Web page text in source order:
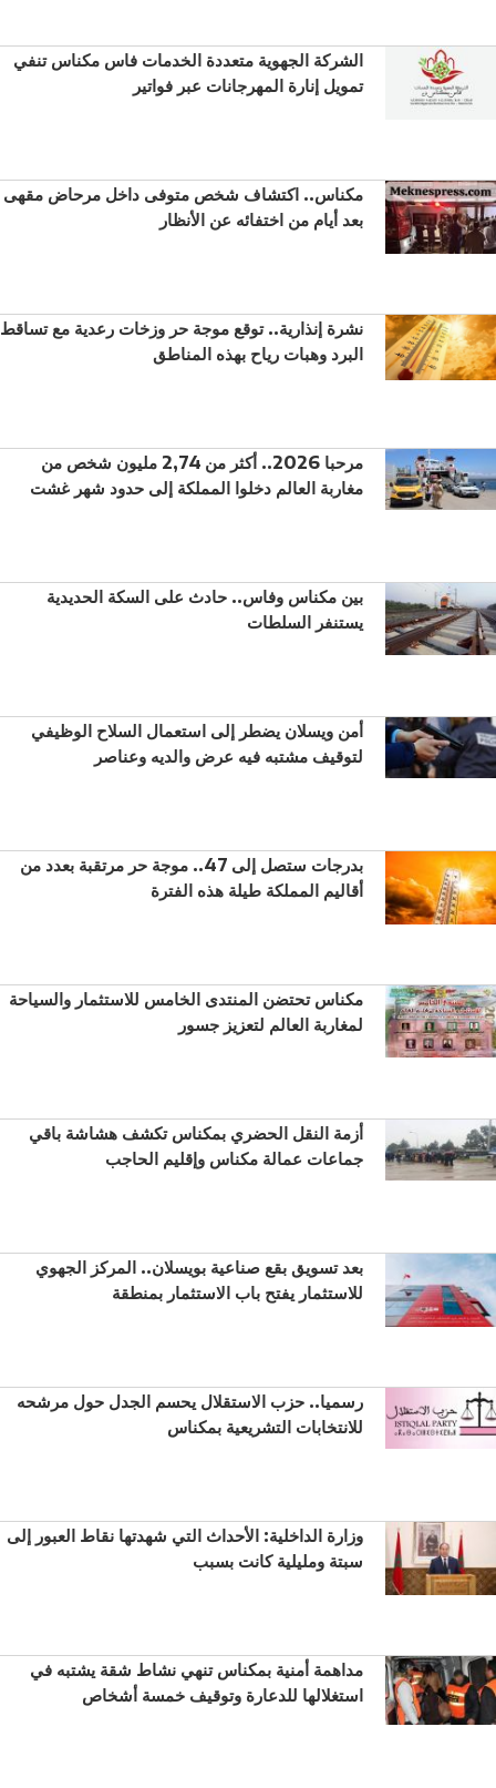
الشركة الجهوية متعددة الخدمات فاس مكناس تنفي
تمويل إنارة المهرجانات عبر فواتير
مكناس.. اكتشاف شخص متوفى داخل مرحاض مقهى
بعد أيام من اختفائه عن الأنظار
نشرة إنذارية.. توقع موجة حر وزخات رعدية مع تساقط
البرد وهبات رياح بهذه المناطق
مرحبا 2026.. أكثر من 2,74 مليون شخص من
مغاربة العالم دخلوا المملكة إلى حدود شهر غشت
بين مكناس وفاس.. حادث على السكة الحديدية
يستنفر السلطات
أمن ويسلان يضطر إلى استعمال السلاح الوظيفي
لتوقيف مشتبه فيه عرض والديه وعناصر
بدرجات ستصل إلى 47.. موجة حر مرتقبة بعدد من
أقاليم المملكة طيلة هذه الفترة
مكناس تحتضن المنتدى الخامس للاستثمار والسياحة
لمغاربة العالم لتعزيز جسور
أزمة النقل الحضري بمكناس تكشف هشاشة باقي
جماعات عمالة مكناس وإقليم الحاجب
بعد تسويق بقع صناعية بويسلان.. المركز الجهوي
للاستثمار يفتح باب الاستثمار بمنطقة
رسميا.. حزب الاستقلال يحسم الجدل حول مرشحه
للانتخابات التشريعية بمكناس
وزارة الداخلية: الأحداث التي شهدتها نقاط العبور إلى
سبتة ومليلية كانت بسبب
مداهمة أمنية بمكناس تنهي نشاط شقة يشتبه في
استغلالها للدعارة وتوقيف خمسة أشخاص